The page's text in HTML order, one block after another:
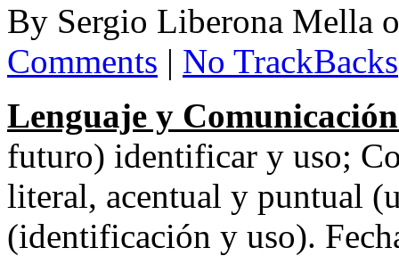
By Sergio Liberona Mella
Comments | No TrackBacks
Lenguaje y
futuro) identificar y uso;
literal, acentual y puntual
(identificación y uso).